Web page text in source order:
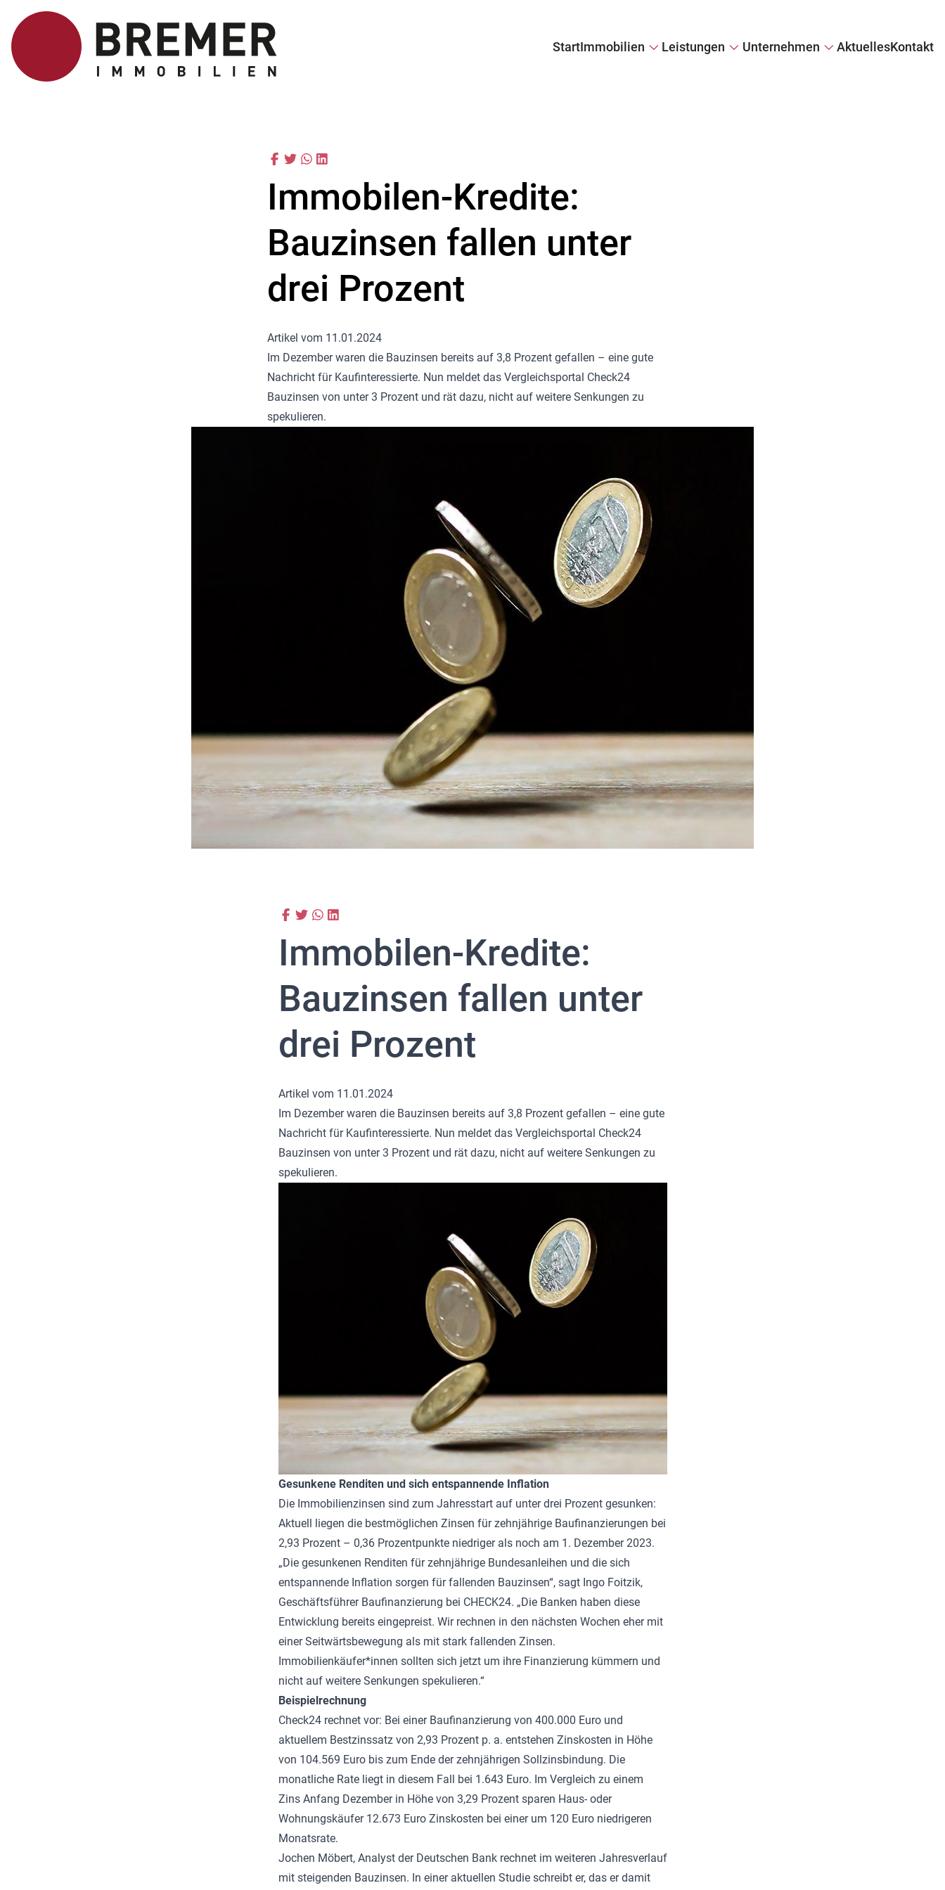
StartImmobilien
Leistungen
Unternehmen
AktuellesKontakt
Immobilen-Kredite:
Bauzinsen fallen unter
drei Prozent
Artikel vom 11.01.2024
Im Dezember waren die Bauzinsen bereits auf 3,8 Prozent gefallen – eine gute
Nachricht für Kaufinteressierte. Nun meldet das Vergleichsportal Check24
Bauzinsen von unter 3 Prozent und rät dazu, nicht auf weitere Senkungen zu
spekulieren.
Immobilen-Kredite:
Bauzinsen fallen unter
drei Prozent
Artikel vom 11.01.2024
Im Dezember waren die Bauzinsen bereits auf 3,8 Prozent gefallen – eine gute
Nachricht für Kaufinteressierte. Nun meldet das Vergleichsportal Check24
Bauzinsen von unter 3 Prozent und rät dazu, nicht auf weitere Senkungen zu
spekulieren.
Gesunkene Renditen und sich entspannende Inflation
Die Immobilienzinsen sind zum Jahresstart auf unter drei Prozent gesunken:
Aktuell liegen die bestmöglichen Zinsen für zehnjährige Baufinanzierungen bei
2,93 Prozent – 0,36 Prozentpunkte niedriger als noch am 1. Dezember 2023.
„Die gesunkenen Renditen für zehnjährige Bundesanleihen und die sich
entspannende Inflation sorgen für fallenden Bauzinsen“, sagt Ingo Foitzik,
Geschäftsführer Baufinanzierung bei CHECK24. „Die Banken haben diese
Entwicklung bereits eingepreist. Wir rechnen in den nächsten Wochen eher mit
einer Seitwärtsbewegung als mit stark fallenden Zinsen.
Immobilienkäufer*innen sollten sich jetzt um ihre Finanzierung kümmern und
nicht auf weitere Senkungen spekulieren.“
Beispielrechnung
Check24 rechnet vor: Bei einer Baufinanzierung von 400.000 Euro und
aktuellem Bestzinssatz von 2,93 Prozent p. a. entstehen Zinskosten in Höhe
von 104.569 Euro bis zum Ende der zehnjährigen Sollzinsbindung. Die
monatliche Rate liegt in diesem Fall bei 1.643 Euro. Im Vergleich zu einem
Zins Anfang Dezember in Höhe von 3,29 Prozent sparen Haus- oder
Wohnungskäufer 12.673 Euro Zinskosten bei einer um 120 Euro niedrigeren
Monatsrate.
Jochen Möbert, Analyst der Deutschen Bank rechnet im weiteren Jahresverlauf
mit steigenden Bauzinsen. In einer aktuellen Studie schreibt er, das er damit